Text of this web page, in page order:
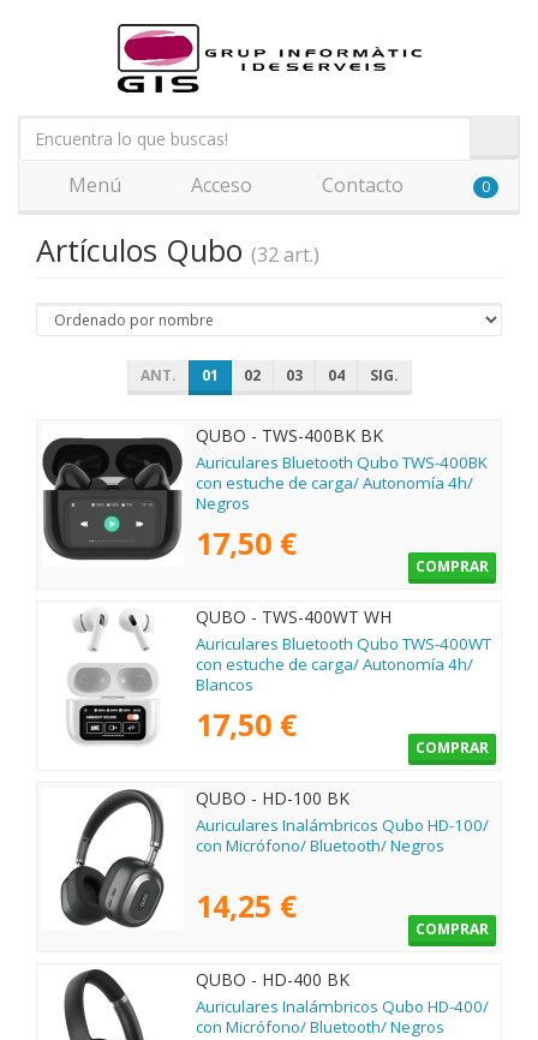
Menú Acceso Contacto 0
Artículos Qubo (32 art.)
ANT. 01 02 03 04 SIG.
QUBO - TWS-400BK BK
Auriculares Bluetooth Qubo TWS-400BK
con estuche de carga/ Autonomía 4h/
Negros
17,50 €
COMPRAR
QUBO - TWS-400WT WH
Auriculares Bluetooth Qubo TWS-400WT
con estuche de carga/ Autonomía 4h/
Blancos
17,50 €
COMPRAR
QUBO - HD-100 BK
Auriculares Inalámbricos Qubo HD-100/
con Micrófono/ Bluetooth/ Negros
14,25 €
COMPRAR
QUBO - HD-400 BK
Auriculares Inalámbricos Qubo HD-400/
con Micrófono/ Bluetooth/ Negros